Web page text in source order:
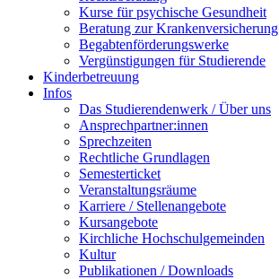
Kurse für psychische Gesundheit
Beratung zur Krankenversicherung
Begabtenförderungswerke
Vergünstigungen für Studierende
Kinderbetreuung
Infos
Das Studierendenwerk / Über uns
Ansprechpartner:innen
Sprechzeiten
Rechtliche Grundlagen
Semesterticket
Veranstaltungsräume
Karriere / Stellenangebote
Kursangebote
Kirchliche Hochschulgemeinden
Kultur
Publikationen / Downloads